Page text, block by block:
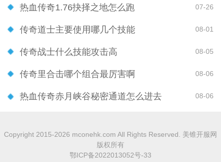
热血传奇1.76抉择之地怎么跑 07-26
传奇道士主要使用哪几个技能 08-01
传奇战士什么技能攻击高 08-05
传奇里合击哪个组合最厉害啊 08-06
热血传奇赤月峡谷秘密通道怎么进去 08-06
Copyright 2015-2026 mconehk.com All Rights Reserved. 美锥开服网
版权所有
鄂ICP备2022013052号-33